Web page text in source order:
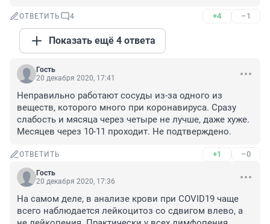
ОТВЕТИТЬ 4 +4 –1
Показать ещё 4 ответа
Гость
20 декабря 2020, 17:41
Неправильно работают сосуды из-за одного из
веществ, которого много при коронавируса. Сразу
слабость и мясяца через четыре не лучше, даже хуже.
Месяцев через 10-11 проходит. Не подтверждено.
ОТВЕТИТЬ +1 –0
Гость
20 декабря 2020, 17:36
На самом деле, в анализе крови при COVID19 чаще
всего наблюдается лейкоцитоз со сдвигом влево, а